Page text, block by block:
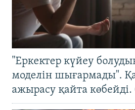
"Еркектер күйеу
моделін шығармады".
ажырасу қайта көбейді.